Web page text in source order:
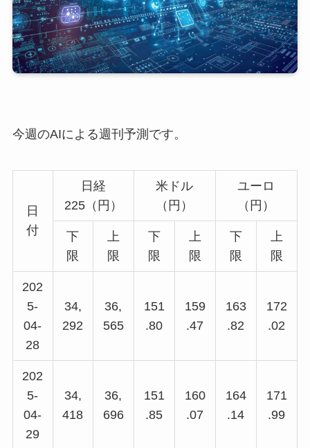
今週のAIによる週刊予測です。
日
付
日経
225（円）
米ドル
（円）
ユーロ
（円）
下
限
上
限
下
限
上
限
下
限
上
限
202
5-
04-
28
34,
292
36,
565
151
.80
159
.47
163
.82
172
.02
202
5-
04-
29
34,
418
36,
696
151
.85
160
.07
164
.14
171
.99